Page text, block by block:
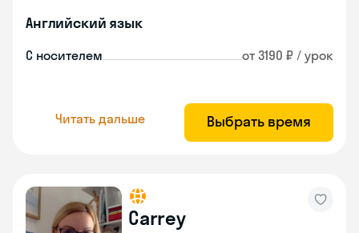
Английский язык
С носителем от 3190 ₽ / урок
Читать дальше Выбрать время
Carrey